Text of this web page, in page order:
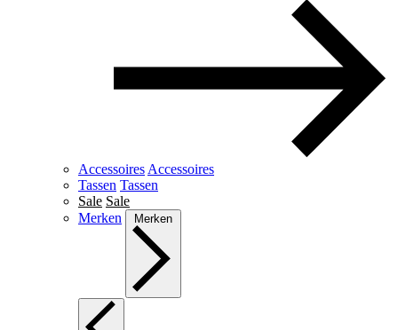
Accessoires Accessoires
Tassen Tassen
Sale Sale
Merken
Merken